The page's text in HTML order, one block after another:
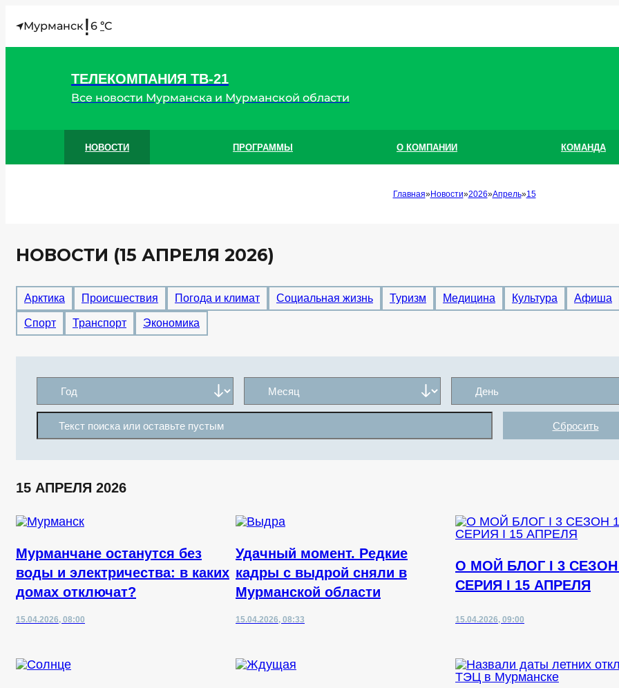
Мурманск!6 °C
ТЕЛЕКОМПАНИЯ ТВ-21
Все новости Мурманска и Мурманской области
НОВОСТИ ПРОГРАММЫ О КОМПАНИИ КОМАНДА
Главная Новости 2026 Апрель 15
НОВОСТИ (15 АПРЕЛЯ 2026)
Арктика Происшествия Погода и климат Социальная жизнь Туризм Медицина Культура Афиша
Спорт Транспорт Экономика
Сбросить
15 АПРЕЛЯ 2026
Мурманчане останутся без
воды и электричества: в каких
домах отключат?
15.04.2026, 08:00
Удачный момент. Редкие
кадры с выдрой сняли в
Мурманской области
15.04.2026, 08:33
О МОЙ БЛОГ I 3 СЕЗОН
СЕРИЯ I 15 АПРЕЛЯ
15.04.2026, 09:00